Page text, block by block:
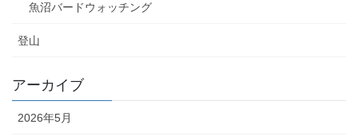
魚沼バードウォッチング
登山
アーカイブ
2026年5月